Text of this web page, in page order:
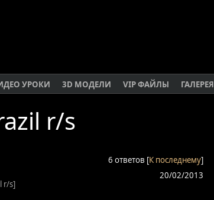
УРОКИ 3D МОДЕЛИ VIP ФАЙЛЫ ГАЛЕРЕЯ
r/s
6 ответов [К последнему]
20/02/2013
r/s]